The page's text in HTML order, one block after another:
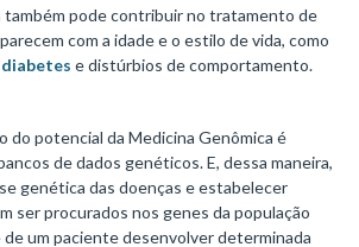
também pode contribuir no tratamento de
com a idade e o estilo de vida, como
diabetes e distúrbios de comportamento.
do potencial da Medicina Genômica é
de dados genéticos. E, dessa maneira,
genética das doenças e estabelecer
ser procurados nos genes da população
de um paciente desenvolver determinada